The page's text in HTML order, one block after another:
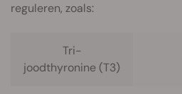
reguleren, zoals:
Tri-
joodthyronine (T3)